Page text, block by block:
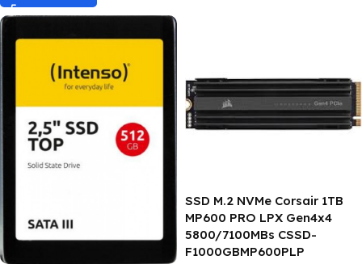
SSD M.2 NVMe Corsair 1TB
MP600 PRO LPX Gen4x4
5800/7100MBs CSSD-
F1000GBMP600PLP